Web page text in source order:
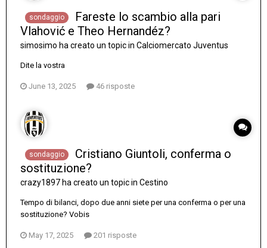
sondaggio
Fareste lo scambio alla pari
Vlahović e Theo Hernandéz?
simosimo ha creato un topic in Calciomercato Juventus
Dite la vostra
June 13, 2025 46 risposte
sondaggio
Cristiano Giuntoli, conferma o
sostituzione?
crazy1897 ha creato un topic in Cestino
Tempo di bilanci, dopo due anni siete per una conferma o per una
sostituzione? Vobis
May 17, 2025 201 risposte